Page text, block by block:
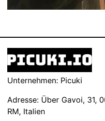
Unternehmen: Picuki
Adresse: Über Gavoi, 31,
RM, Italien